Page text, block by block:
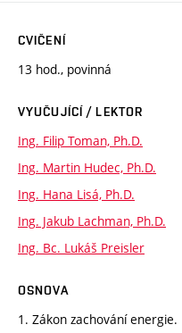
CVIČENÍ
13 hod., povinná
VYUČUJÍCÍ / LEKTOR
Ing. Filip Toman, Ph.D.
Ing. Martin Hudec, Ph.D.
Ing. Hana Lisá, Ph.D.
Ing. Jakub Lachman, Ph.D.
Ing. Bc. Lukáš Preisler
OSNOVA
1. Zákon zachování energie.